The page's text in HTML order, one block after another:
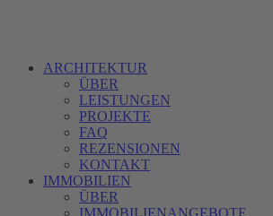
ARCHITEKTUR
ÜBER
LEISTUNGEN
PROJEKTE
FAQ
REZENSIONEN
KONTAKT
IMMOBILIEN
ÜBER
IMMOBILIENANGEBOTE